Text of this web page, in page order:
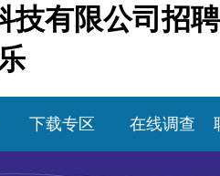
技有限公司招聘
下载专区 在线调查